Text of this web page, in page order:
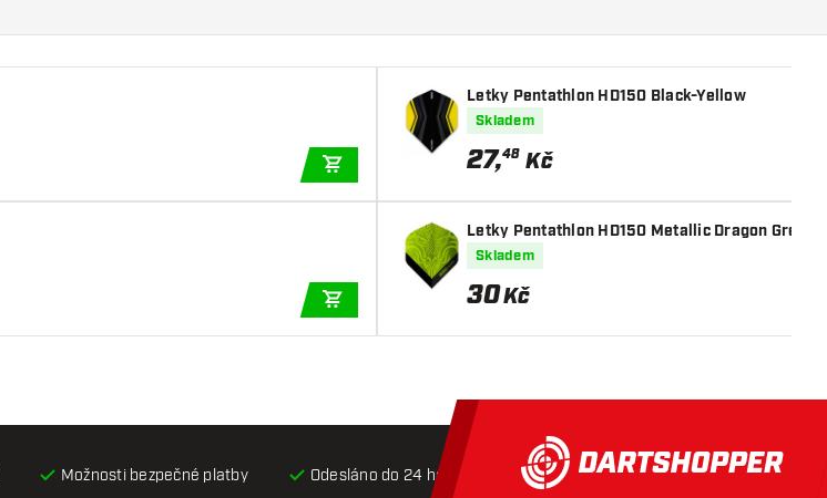
Letky Pentathlon HD150 Black-Yellow
Skladem
27,48 Kč
Letky Pentathlon HD150 Metallic Dragon Green
Skladem
30Kč
Možnosti bezpečné platby Odesláno do 24 hodin Doprava zdarma od 3000 Kč